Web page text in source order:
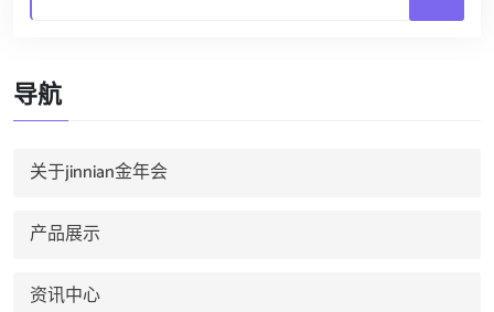
导航
关于jinnian金年会
产品展示
资讯中心